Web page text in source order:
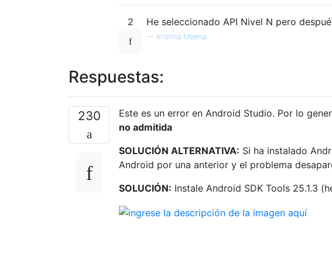
2 He seleccionado API Nivel N pero
— Krishna Meena
Respuestas:
230 Este es un error en Android Studio. Por lo
no admitida
SOLUCIÓN ALTERNATIVA: Si ha instalado
Android por una anterior y el problema
SOLUCIÓN: Instale Android SDK Tools 25.1.3